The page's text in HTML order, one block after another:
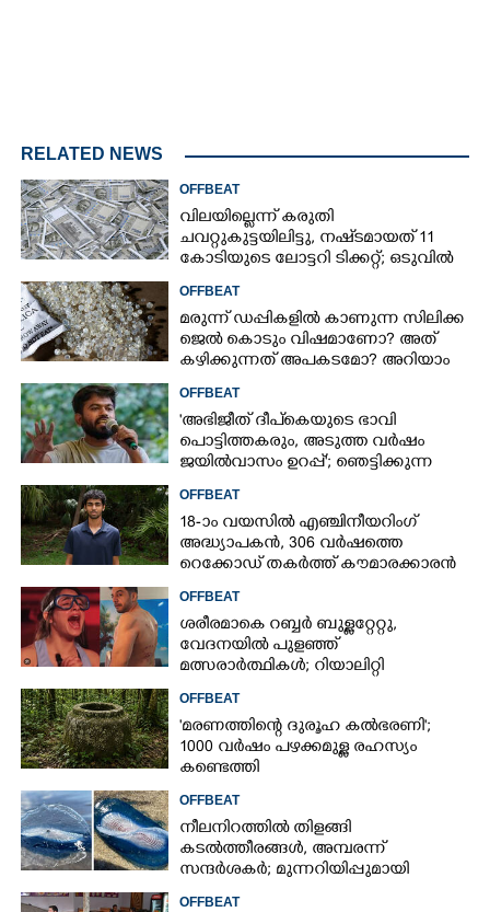
RELATED NEWS
OFFBEAT
വിലയില്ലെന്ന് കരുതി
ചവറ്റുകുട്ടയിലിട്ടു, നഷ്‌ടമായത് 11
കോടിയുടെ ലോട്ടറി ടിക്കറ്റ്; ഒടുവിൽ
ഭാഗ്യം തുണയായി
OFFBEAT
മരുന്ന് ഡപ്പികളിൽ കാണുന്ന സിലിക്ക
ജെൽ കൊടും വിഷമാണോ? അത്
കഴിക്കുന്നത് അപകടമോ? അറിയാം
OFFBEAT
'അഭിജീത് ദീപ്‌കെയുടെ ഭാവി
പൊട്ടിത്തകരും, അടുത്ത വർഷം
ജയിൽവാസം ഉറപ്പ്'; ഞെട്ടിക്കുന്ന
പ്രവചനവുമായി ജ്യോതിഷി
OFFBEAT
18-ാം വയസിൽ എഞ്ചിനീയറിംഗ്
അദ്ധ്യാപകൻ, 306 വർഷത്തെ
റെക്കോഡ് തകർത്ത് കൗമാരക്കാരൻ
OFFBEAT
ശരീരമാകെ റബ്ബർ ബുള്ളറ്റേറ്റു,
വേദനയിൽ പുളഞ്ഞ്
മത്സരാർത്ഥികൾ; റിയാലിറ്റി
ഷോയ്‌ക്കെതിരെ വ്യാപക വിമർശനം
OFFBEAT
'മരണത്തിന്റെ ദുരൂഹ കൽഭരണി';
1000 വർഷം പഴക്കമുള്ള രഹസ്യം
കണ്ടെത്തി
OFFBEAT
നീലനിറത്തിൽ തിളങ്ങി
കടൽത്തീരങ്ങൾ, അമ്പരന്ന്
സന്ദർശകർ; മുന്നറിയിപ്പുമായി
സമുദ്രവിദഗ്‌ദ്ധ‌ർ
OFFBEAT